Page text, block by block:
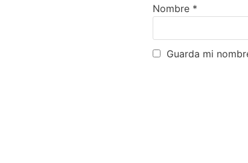
Nombre *
Guarda mi